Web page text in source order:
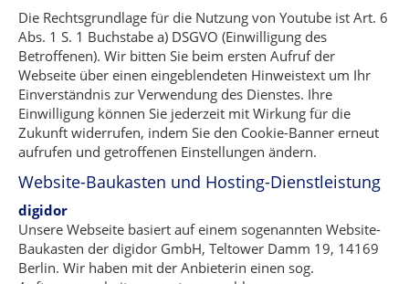
Die Rechtsgrundlage für die Nutzung von Youtube ist Art. 6
Abs. 1 S. 1 Buchstabe a) DSGVO (Einwilligung des
Betroffenen). Wir bitten Sie beim ersten Aufruf der
Webseite über einen eingeblendeten Hinweistext um Ihr
Einverständnis zur Verwendung des Dienstes. Ihre
Einwilligung können Sie jederzeit mit Wirkung für die
Zukunft widerrufen, indem Sie den Cookie-Banner erneut
aufrufen und getroffenen Einstellungen ändern.
Website-Baukasten und Hosting-Dienstleistung
digidor
Unsere Webseite basiert auf einem sogenannten Website-
Baukasten der digidor GmbH, Teltower Damm 19, 14169
Berlin. Wir haben mit der Anbieterin einen sog.